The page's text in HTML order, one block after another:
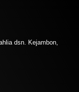
dsn. Kejambon,